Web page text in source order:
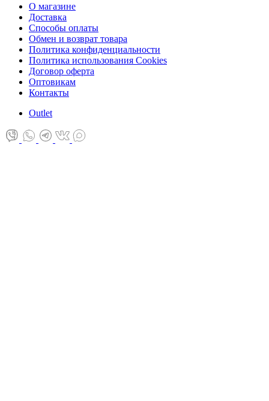
О магазине
Доставка
Способы оплаты
Обмен и возврат товара
Политика конфиденциальности
Политика использования Cookies
Договор оферта
Оптовикам
Контакты
Оutlet